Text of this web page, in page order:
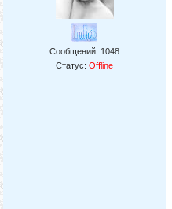
Сообщений: 1048
Статус:Offline